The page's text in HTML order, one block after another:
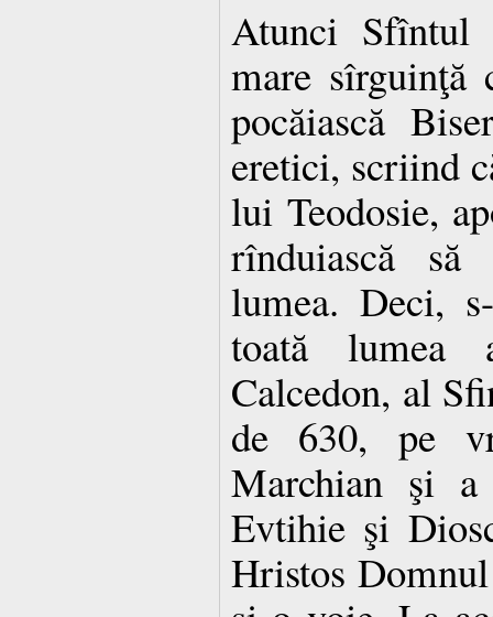
Atunci Sfîntul
mare sîrguinţă
pocăiască
eretici, scriind
lui Teodosie,
rînduiască
lumea. Deci,
toată
Calcedon, al
de 630, pe
Marchian şi
Evtihie şi
Hristos